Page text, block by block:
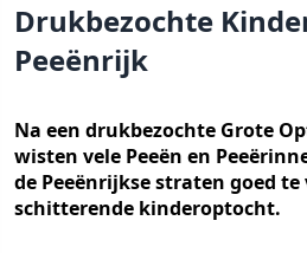
Drukbezochte
Peeënrijk
Na een drukbezochte Grote
wisten vele Peeën en
de Peeënrijkse straten goed
schitterende kinderoptocht.